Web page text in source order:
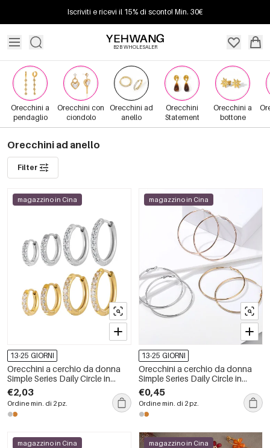
Iscriviti e ricevi il 15% di sconto! Min. 30€
B2B WHOLESALER
Orecchini a
pendaglio
Orecchini con
ciondolo
Orecchini ad
anello
Orecchini
Statement
Orecchini a
bottone
Orecchini ad anello
Filter
magazzino in Cina
13-25 GIORNI
Orecchini a cerchio da donna
Simple Series Daily Circle in
acciaio inossidabile
impermeabile color oro con
zirconi
€2,03
Ordine min. di 2 pz.
magazzino in Cina
13-25 GIORNI
Orecchini a cerchio da donna
Simple Series Daily Circle in
acciaio inossidabile
impermeabile color oro.
€0,45
Ordine min. di 2 pz.
magazzino in Cina magazzino in Cina